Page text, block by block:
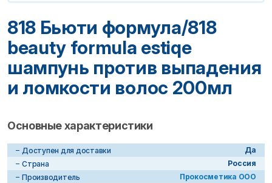
818 Бьюти формула/818
beauty formula estiqe
шампунь против выпадения
и ломкости волос 200мл
Основные характеристики
Доступен для доставки
Да
Страна
Россия
Производитель
Прокосметика ООО